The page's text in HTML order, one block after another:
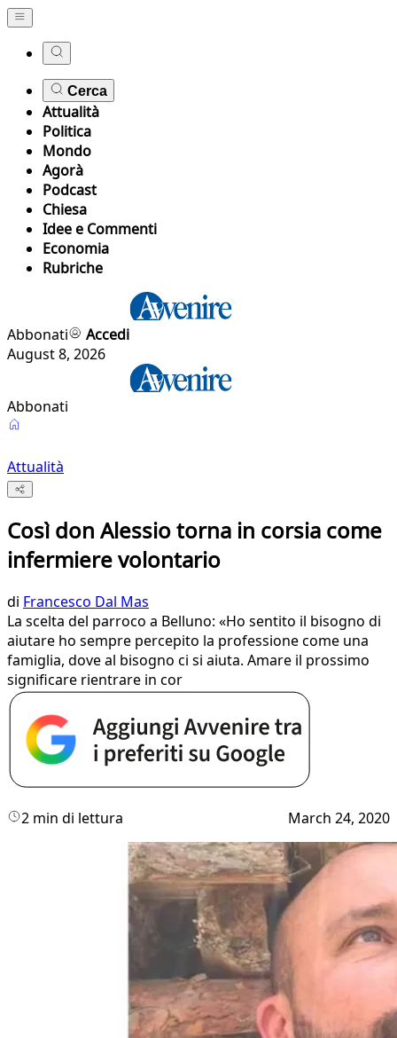
Cerca
Attualità
Politica
Mondo
Agorà
Podcast
Chiesa
Idee e Commenti
Economia
Rubriche
Abbonati
Accedi
August 8, 2026
Abbonati
Attualità
Così don Alessio torna in corsia come
infermiere volontario
di Francesco Dal Mas
La scelta del parroco a Belluno: «Ho sentito il bisogno di
aiutare ho sempre percepito la professione come una
famiglia, dove al bisogno ci si aiuta. Amare il prossimo
significare rientrare in cor
2 min di lettura March 24, 2020